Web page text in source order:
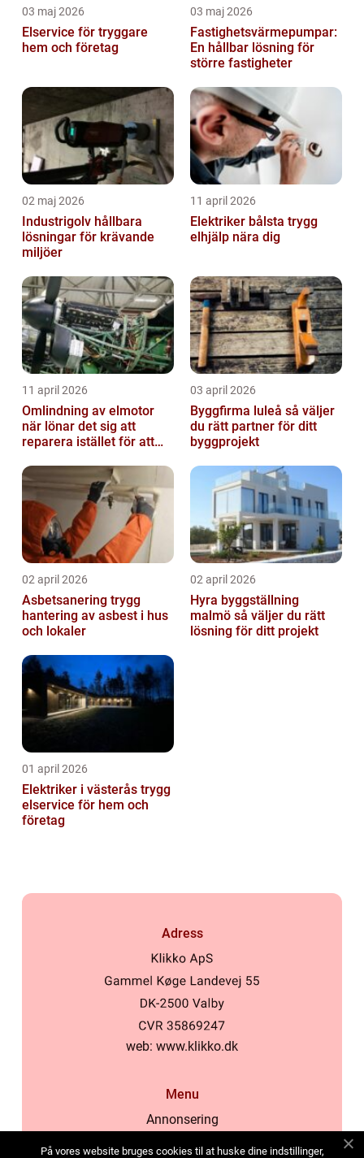
03 maj 2026
Elservice för tryggare
hem och företag
03 maj 2026
Fastighetsvärmepumpar:
En hållbar lösning för
större fastigheter
02 maj 2026
Industrigolv hållbara
lösningar för krävande
miljöer
11 april 2026
Elektriker bålsta trygg
elhjälp nära dig
11 april 2026
Omlindning av elmotor
när lönar det sig att
reparera istället för att
03 april 2026
Byggfirma luleå så väljer
du rätt partner för ditt
byggprojekt
02 april 2026
Asbetsanering trygg
hantering av asbest i hus
och lokaler
02 april 2026
Hyra byggställning
malmö så väljer du rätt
lösning för ditt projekt
01 april 2026
Elektriker i västerås trygg
elservice för hem och
företag
Adress
web: www.klikko.dk
Menu
Annonsering
På vores website bruges cookies til at huske dine indstillinger,